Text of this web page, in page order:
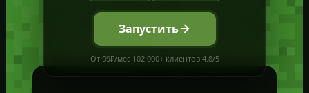
Запустить
От 99₽/мес·102 000+ клиентов·4.8/5